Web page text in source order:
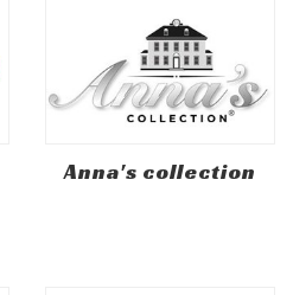
Anna's collection